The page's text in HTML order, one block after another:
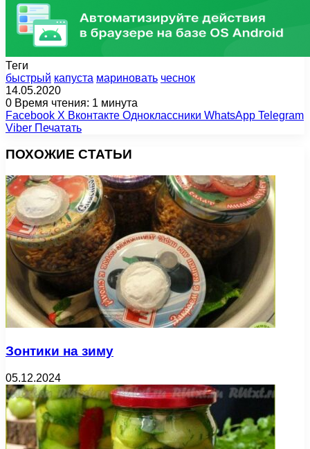
Теги
быстрый капуста мариновать чеснок
14.05.2020
0 Время чтения: 1 минута
Facebook X Вконтакте Одноклассники WhatsApp Telegram
Viber Печатать
ПОХОЖИЕ СТАТЬИ
Зонтики на зиму
05.12.2024